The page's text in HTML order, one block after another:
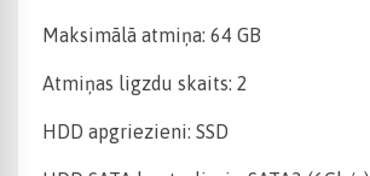
Maksimālā atmiņa: 64 GB
Atmiņas ligzdu skaits: 2
HDD apgriezieni: SSD